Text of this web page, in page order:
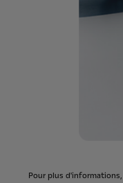
Pour plus